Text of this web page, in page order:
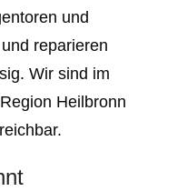
und
reparieren
Wir sind im
Heilbronn